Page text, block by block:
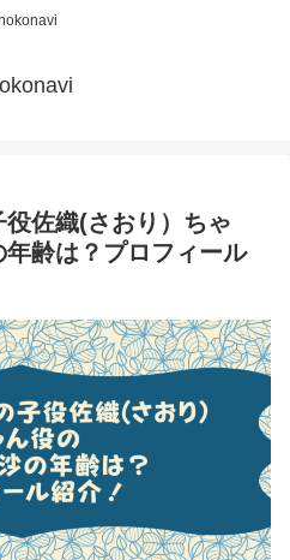
佐織(さおり）ちゃ
齢は？プロフィール